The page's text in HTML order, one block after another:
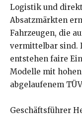
Logistik und
Absatzmärkten
Fahrzeugen, die
vermittelbar sind.
entstehen faire
Modelle mit
abgelaufenem
Geschäftsführer